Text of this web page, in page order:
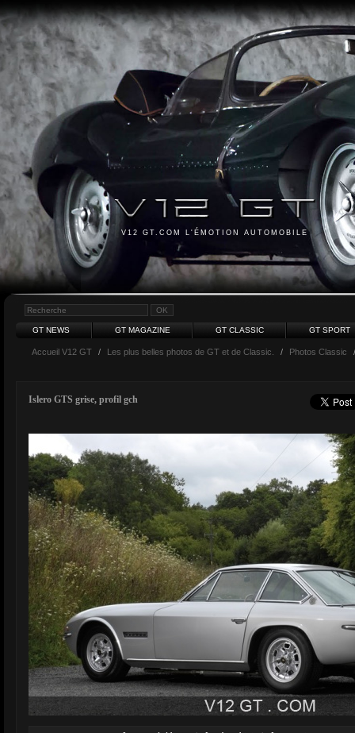
V12 GT.COM L'ÉMOTION AUTOMOBILE
GT NEWS GT MAGAZINE GT CLASSIC GT SPORT
Accueil V12 GT / Les plus belles photos de GT et de Classic. / Photos Classic
Islero GTS grise, profil gch